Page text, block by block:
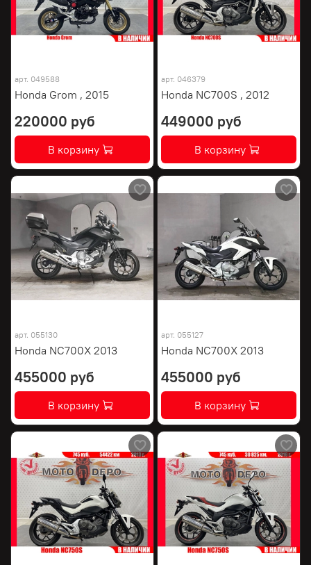
арт. 049588
Honda Grom , 2015
220000 руб
В корзину
арт. 046379
Honda NC700S , 2012
449000 руб
В корзину
арт. 055130
Honda NC700X 2013
455000 руб
В корзину
арт. 055127
Honda NC700X 2013
455000 руб
В корзину